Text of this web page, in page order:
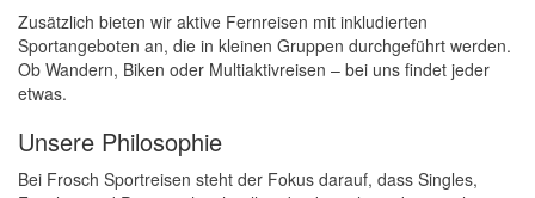
Zusätzlich bieten wir aktive Fernreisen mit inkludierten
Sportangeboten an, die in kleinen Gruppen durchgeführt werden.
Ob Wandern, Biken oder Multiaktivreisen – bei uns findet jeder
etwas.
Unsere Philosophie
Bei Frosch Sportreisen steht der Fokus darauf, dass Singles,